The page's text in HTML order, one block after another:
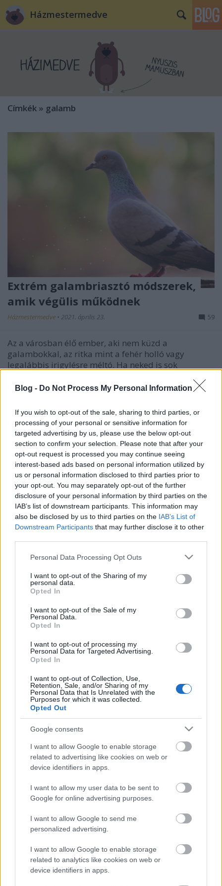
Blog - Do Not Process My Personal Information
If you wish to opt-out of the sale, sharing to third parties, or
processing of your personal or sensitive information for
targeted advertising by us, please use the below opt-out
section to confirm your selection. Please note that after your
opt-out request is processed you may continue seeing
interest-based ads based on personal information utilized by
us or personal information disclosed to third parties prior to
your opt-out. You may separately opt-out of the further
disclosure of your personal information by third parties on the
IAB’s list of downstream participants. This information may
also be disclosed by us to third parties on the IAB’s List of
Downstream Participants that may further disclose it to other
Please note that this website/app uses one or more Google
not limited to your visit or usage behaviour. You may click to
grant or deny consent to Google and its third-party tags to
use your data for below specified purposes in below Google
consent section.
Personal Data Processing Opt Outs
I want to opt-out of the Sharing of my
personal data.
Opted In
I want to opt-out of the Sale of my
Personal Data.
Opted In
I want to opt-out of processing my
Personal Data for Targeted Advertising.
Opted In
I want to opt-out of Collection, Use,
Retention, Sale, and/or Sharing of my
Personal Data that Is Unrelated with the
Purposes for which it was collected.
Opted Out
Google consents
I want to allow Google to enable storage
related to advertising like cookies on web or
device identifiers in apps.
I want to allow my user data to be sent to
Google for online advertising purposes.
I want to allow Google to send me
personalized advertising.
I want to allow Google to enable storage
related to analytics like cookies on web or
device identifiers in apps.
Házmestermedve
Címkék » galamb
Extrém galambriasztó módszerek,
amik végülis működnek
Házmestermedve • 2021. április 23. 59
Az a városban élő ember, aki nem küzd a
galambokkal, az ritka mint a fehér holló vagy
legalábbis irigylésre méltó. Ha neked is sok
cikket neked ajánljuk!
9 galambriasztó megoldás, amivel
visszafoglalhatod az erkélyed
Házmestermedve•
Egyszerűen elűzhetetlenek ezek a galambok. Folyton
ide járnak az ablakomba, és mindent
összepiszkolnak és még aludni se hagynak hajnalok-
hajnalán.. Ismerős a helyzet? Akkor épp itt az ideje,
hogy kitedd a kéretlen kis tollasokat. Mutatom a
galambriasztó praktikákat.
Így szabadulj meg a vígan burukkoló
galamboktól az ablakodból